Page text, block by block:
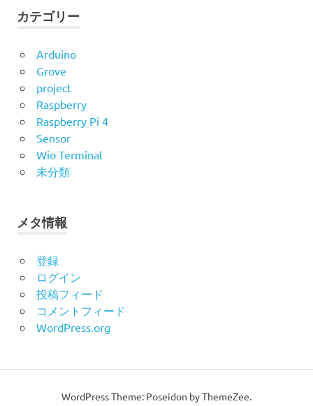
カテゴリー
Arduino
Grove
project
Raspberry
Raspberry Pi 4
Sensor
Wio Terminal
未分類
メタ情報
登録
ログイン
投稿フィード
コメントフィード
WordPress.org
WordPress Theme: Poseidon by ThemeZee.